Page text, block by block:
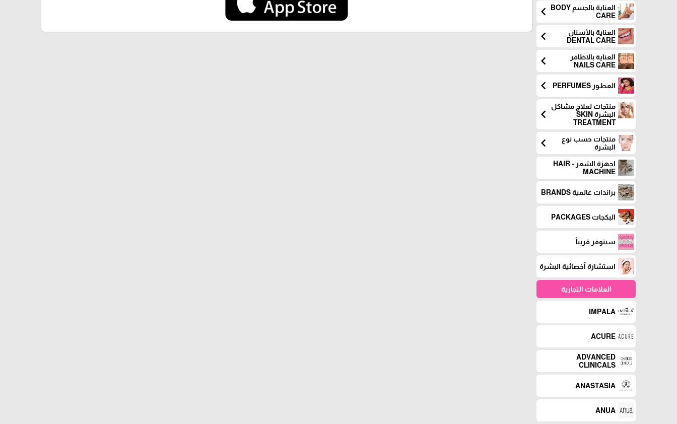
العناية بالجسم BODY
CARE
chevron_left
العناية بالأسنان
DENTAL CARE
chevron_left
العناية بالاظافر
NAILS CARE
chevron_left
العطـور PERFUMES chevron_left
منتجات لعلاج مشاكل
البشرة SKIN
TREATMENT
chevron_left
منتجات حسب نوع
البشرة
chevron_left
اجهزة الشعر - HAIR
MACHINE
براندات عالمية BRANDS
البكجات PACKAGES
سيتوفر قريباً
استشارة آخصائية البشرة
العلامات التجارية
IMPALA
ACURE
ADVANCED
CLINICALS
ANASTASIA
ANUA